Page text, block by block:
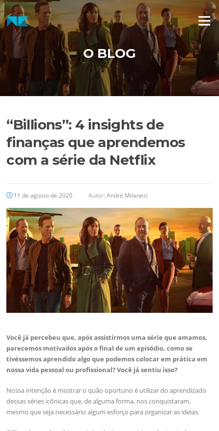
Pular
para
o
conteúdo
Menu
O BLOG
“Billions”: 4 insights de
finanças que aprendemos
com a série da Netflix
11 de agosto de 2020 Autor:André Milanezi
Você já percebeu que, após assistirmos uma série que amamos,
parecemos motivados após o final de um episódio, como se
tivéssemos aprendido algo que podemos colocar em prática em
nossa vida pessoal ou profissional? Você já sentiu isso?
Nossa intenção é mostrar o quão oportuno é utilizar do aprendizado
dessas séries icônicas que, de alguma forma, nos conquistaram,
mesmo que seja necessário algum esforço para organizar as ideias.